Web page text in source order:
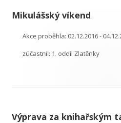
Mikulášský víkend
Akce proběhla: 02.12.2016 -
zúčastnil: 1. oddíl Zlatěnky
Výprava za knihařským